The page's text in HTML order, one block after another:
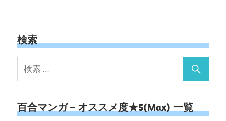
検索
百合マンガ – オススメ度★5(Max) 一覧